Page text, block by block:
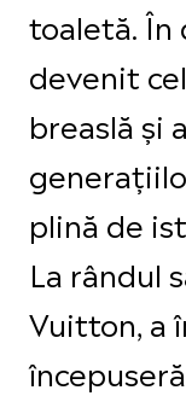
toaletă. În
devenit
breaslă și
plină de
La rândul
Vuitton, a